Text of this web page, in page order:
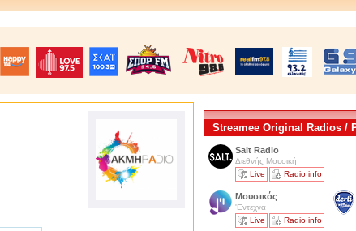
Streamee Original Radios /
Salt Radio
Διεθνής Μουσική
Live
Radio info
Μουσικός
'Εντεχνα
Live
Radio info